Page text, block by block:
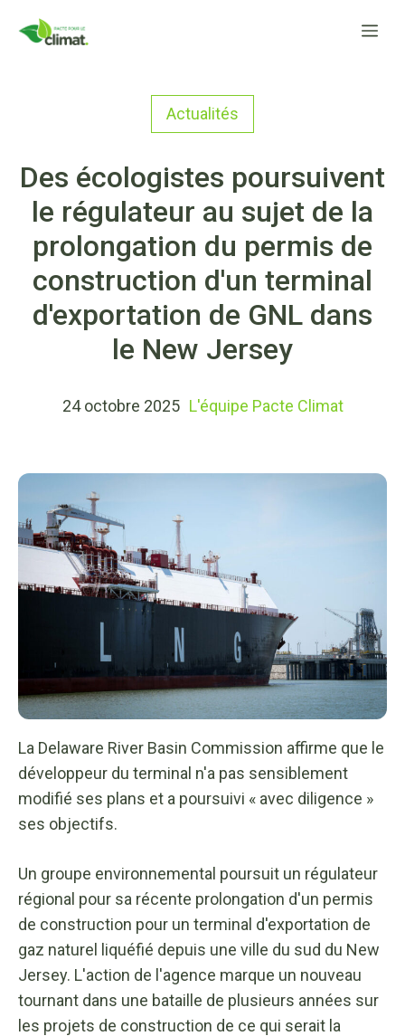
Actualités
Des écologistes poursuivent
le régulateur au sujet de la
prolongation du permis de
construction d'un terminal
d'exportation de GNL dans
le New Jersey
24 octobre 2025 L'équipe Pacte Climat
La Delaware River Basin Commission affirme que le
développeur du terminal n'a pas sensiblement
modifié ses plans et a poursuivi « avec diligence »
ses objectifs.
Un groupe environnemental poursuit un régulateur
régional pour sa récente prolongation d'un permis
de construction pour un terminal d'exportation de
gaz naturel liquéfié depuis une ville du sud du New
Jersey. L'action de l'agence marque un nouveau
tournant dans une bataille de plusieurs années sur
les projets de construction de ce qui serait la